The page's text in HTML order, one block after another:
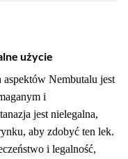
użycie
Nembutalu jest
i
jest nielegalna,
aby zdobyć ten lek.
i legalność,